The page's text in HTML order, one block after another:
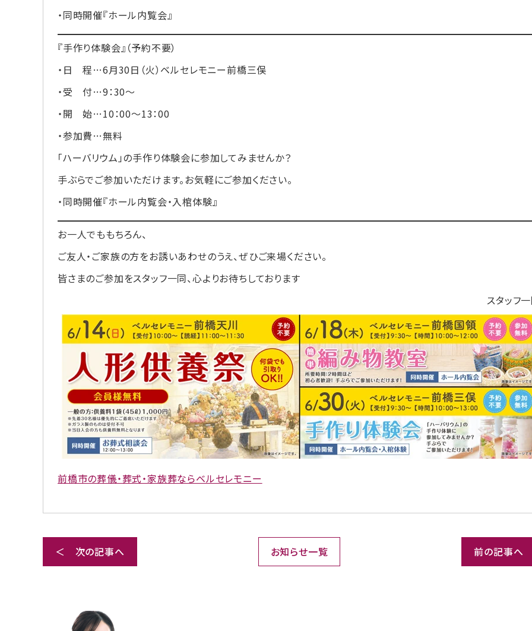
・同時開催『ホール内覧会』
『手作り体験会』（予約不要）
・日 程…6月30日（火）ベルセレモニー前橋三俣
・受 付…9：30～
・開 始…10：00～13：00
・参加費…無料
「ハーバリウム」の手作り体験会に参加してみませんか？
手ぶらでご参加いただけます。お気軽にご参加ください。
・同時開催『ホール内覧会・入棺体験』
お一人でももちろん、
ご友人・ご家族の方をお誘いあわせのうえ、ぜひご来場ください。
皆さまのご参加をスタッフ一同、心よりお待ちしております
スタッフ
前橋市の葬儀・葬式・家族葬ならベルセレモニー
＜ 次の記事へ お知らせ一覧 前の記事へ